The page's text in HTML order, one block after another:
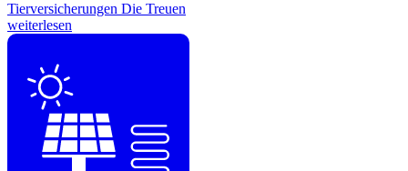
Tierversicherungen Die Treuen
weiterlesen